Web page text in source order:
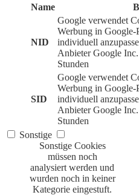
Name
NID
Google verwendet
Werbung in Google-
individuell
Anbieter Google Inc.
Stunden
SID
Google verwendet
Werbung in Google-
individuell
Anbieter Google Inc.
Stunden
Sonstige
Sonstige Cookies
müssen noch
analysiert werden und
wurden noch in keiner
Kategorie eingestuft.